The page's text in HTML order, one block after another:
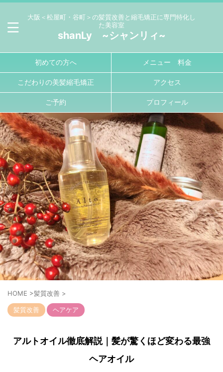
大阪＜松屋町・谷町＞の髪質改善と縮毛矯正に専門特化し
た美容室
shanLy ~シャンリィ~
初めての方へ メニュー 料金
こだわりの美髪縮毛矯正 アクセス
ご予約 プロフィール
HOME >髪質改善 >
髪質改善 ヘアケア
アルトオイル徹底解説｜髪が驚くほど変わる最強
ヘアオイル